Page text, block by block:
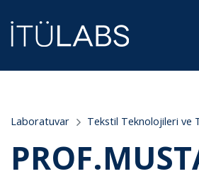
Laboratuvar Tekstil Teknolojileri ve